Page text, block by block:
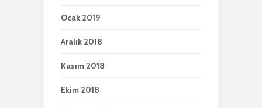
Ocak 2019
Aralık 2018
Kasım 2018
Ekim 2018